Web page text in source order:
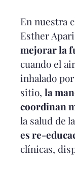
En nuestra
Esther
mejorar la
cuando el
inhalado
sitio, la
coordinan
la salud de
es re-
clínicas,